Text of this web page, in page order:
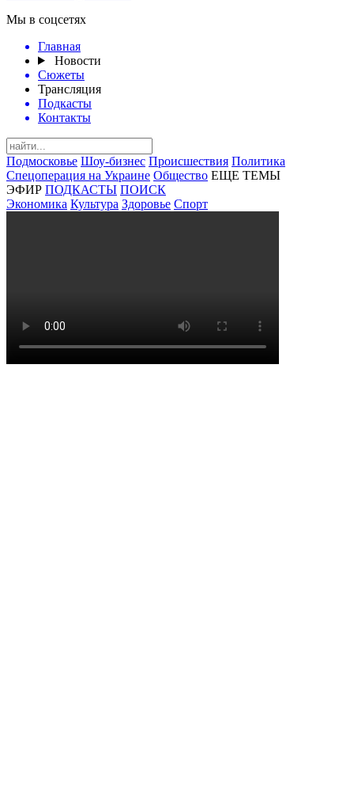
Мы в соцсетях
Главная
Новости
Сюжеты
Трансляция
Подкасты
Контакты
Подмосковье Шоу-бизнес Происшествия Политика
Спецоперация на Украине Общество ЕЩЕ ТЕМЫ
ЭФИР ПОДКАСТЫ ПОИСК
Экономика Культура Здоровье Спорт